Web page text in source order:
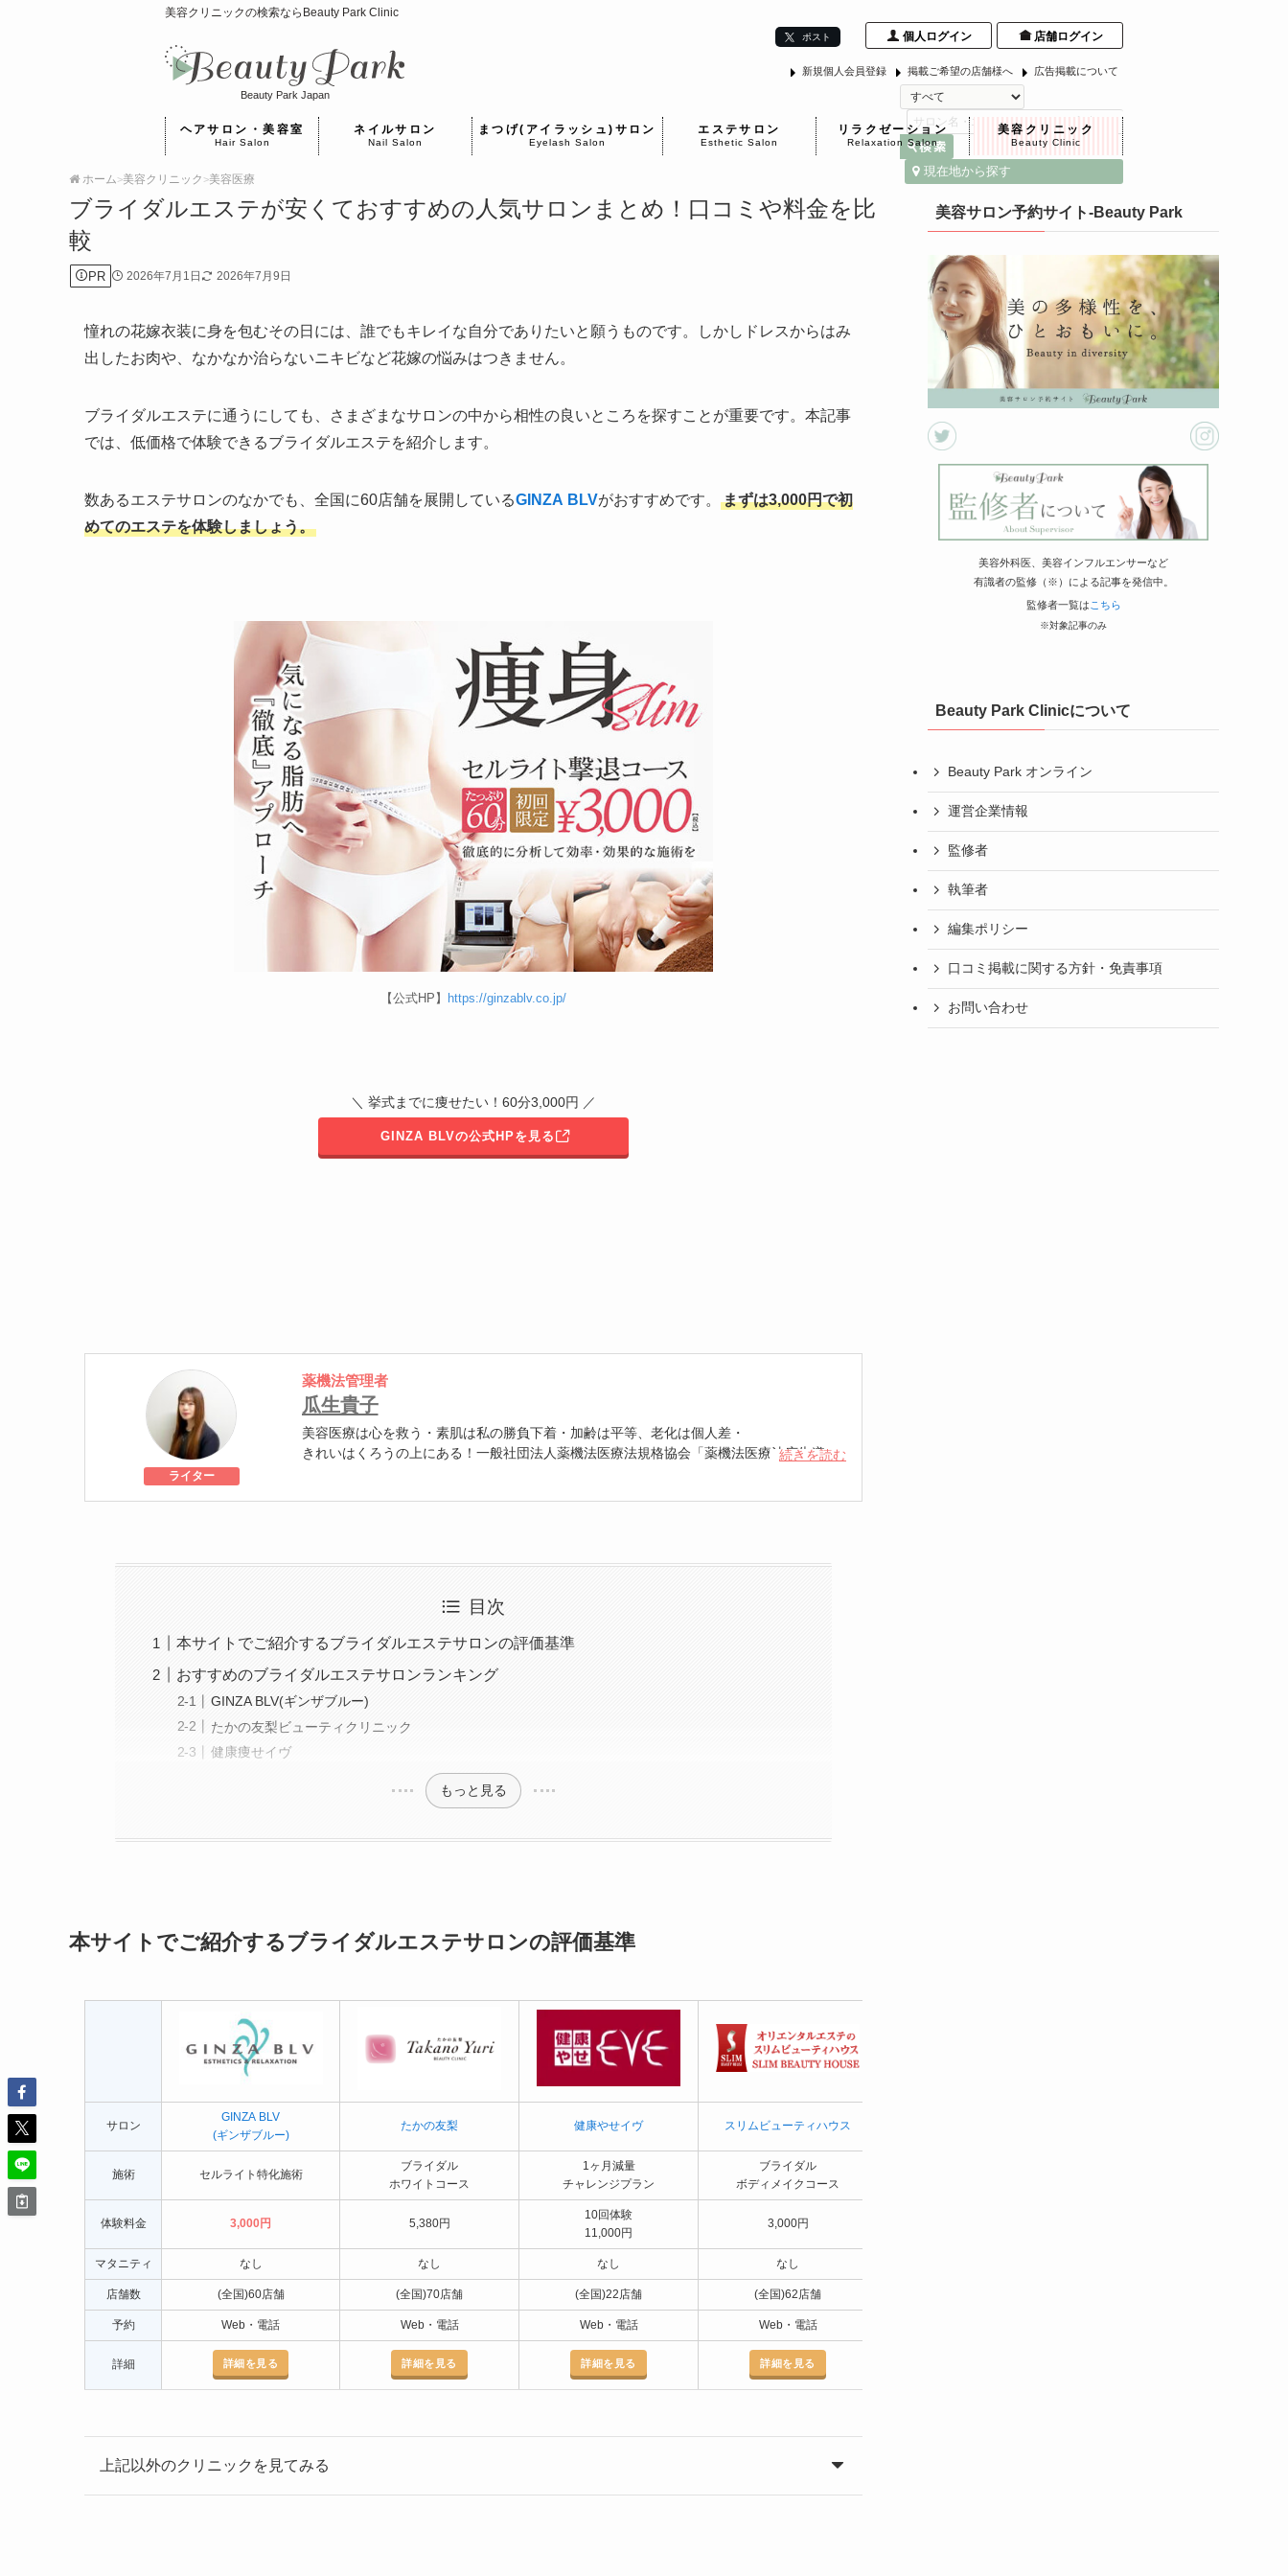
美容クリニックの検索ならBeauty Park Clinic
個人ログイン
店舗ログイン
Beauty Park Japan
ポスト
広告掲載について
掲載ご希望の店舗様へ
新規個人会員登録
現在地から探す
ヘアサロン・美容室
Hair Salon
ネイルサロン
Nail Salon
まつげ(アイラッシュ)サロン
Eyelash Salon
エステサロン
Esthetic Salon
リラクゼーション
Relaxation Salon
美容クリニック
Beauty Clinic
ホーム>美容クリニック >美容医療
ブライダルエステが安くておすすめの人気サロンまとめ！口コミや料金を比
較
PR 2026年7月1日 2026年7月9日
憧れの花嫁衣装に身を包むその日には、誰でもキレイな自分でありたいと願うものです。しかしドレスからはみ
出したお肉や、なかなか治らないニキビなど花嫁の悩みはつきません。
ブライダルエステに通うにしても、さまざまなサロンの中から相性の良いところを探すことが重要です。本記事
では、低価格で体験できるブライダルエステを紹介します。
数あるエステサロンのなかでも、全国に60店舗を展開しているGINZA BLVがおすすめです。
まずは3,000円で初
めてのエステを体験しましょう。
【公式HP】 https://ginzablv.co.jp/
＼ 挙式までに痩せたい！60分3,000円 ／
GINZA BLVの公式HPを見る
ライター
薬機法管理者
瓜生貴子
美容医療は心を救う・素肌は私の勝負下着・加齢は平等、老化は個人差・
きれいはくろうの上にある！一般社団法人薬機法医療法規格協会「薬機法医療法広告遵守
続きを読む
目次
本サイトでご紹介するブライダルエステサロンの評価基準
おすすめのブライダルエステサロンランキング
GINZA BLV(ギンザブルー)
たかの友梨ビューティクリニック
健康痩せイヴ
もっと見る
本サイトでご紹介するブライダルエステサロンの評価基準
サロン
GINZA BLV
(ギンザブルー)
たかの友梨 健康やせイヴ スリムビューティハウス
施術 セルライト特化施術
ブライダル
ホワイトコース
1ヶ月減量
チャレンジプラン
ブライダル
ボディメイクコース
体験料金 3,000円 5,380円
10回体験
11,000円
3,000円
マタニティ なし なし なし なし
店舗数 (全国)60店舗 (全国)70店舗 (全国)22店舗 (全国)62店舗
予約 Web・電話 Web・電話 Web・電話 Web・電話
詳細 詳細を見る 詳細を見る 詳細を見る 詳細を見る
上記以外のクリニックを見てみる
美容サロン予約サイト-Beauty Park
美容外科医、美容インフルエンサーなど
有識者の監修（※）による記事を発信中。
監修者一覧は こちら
※対象記事のみ
Beauty Park Clinicについて
Beauty Park オンライン
運営企業情報
監修者
執筆者
編集ポリシー
口コミ掲載に関する方針・免責事項
お問い合わせ